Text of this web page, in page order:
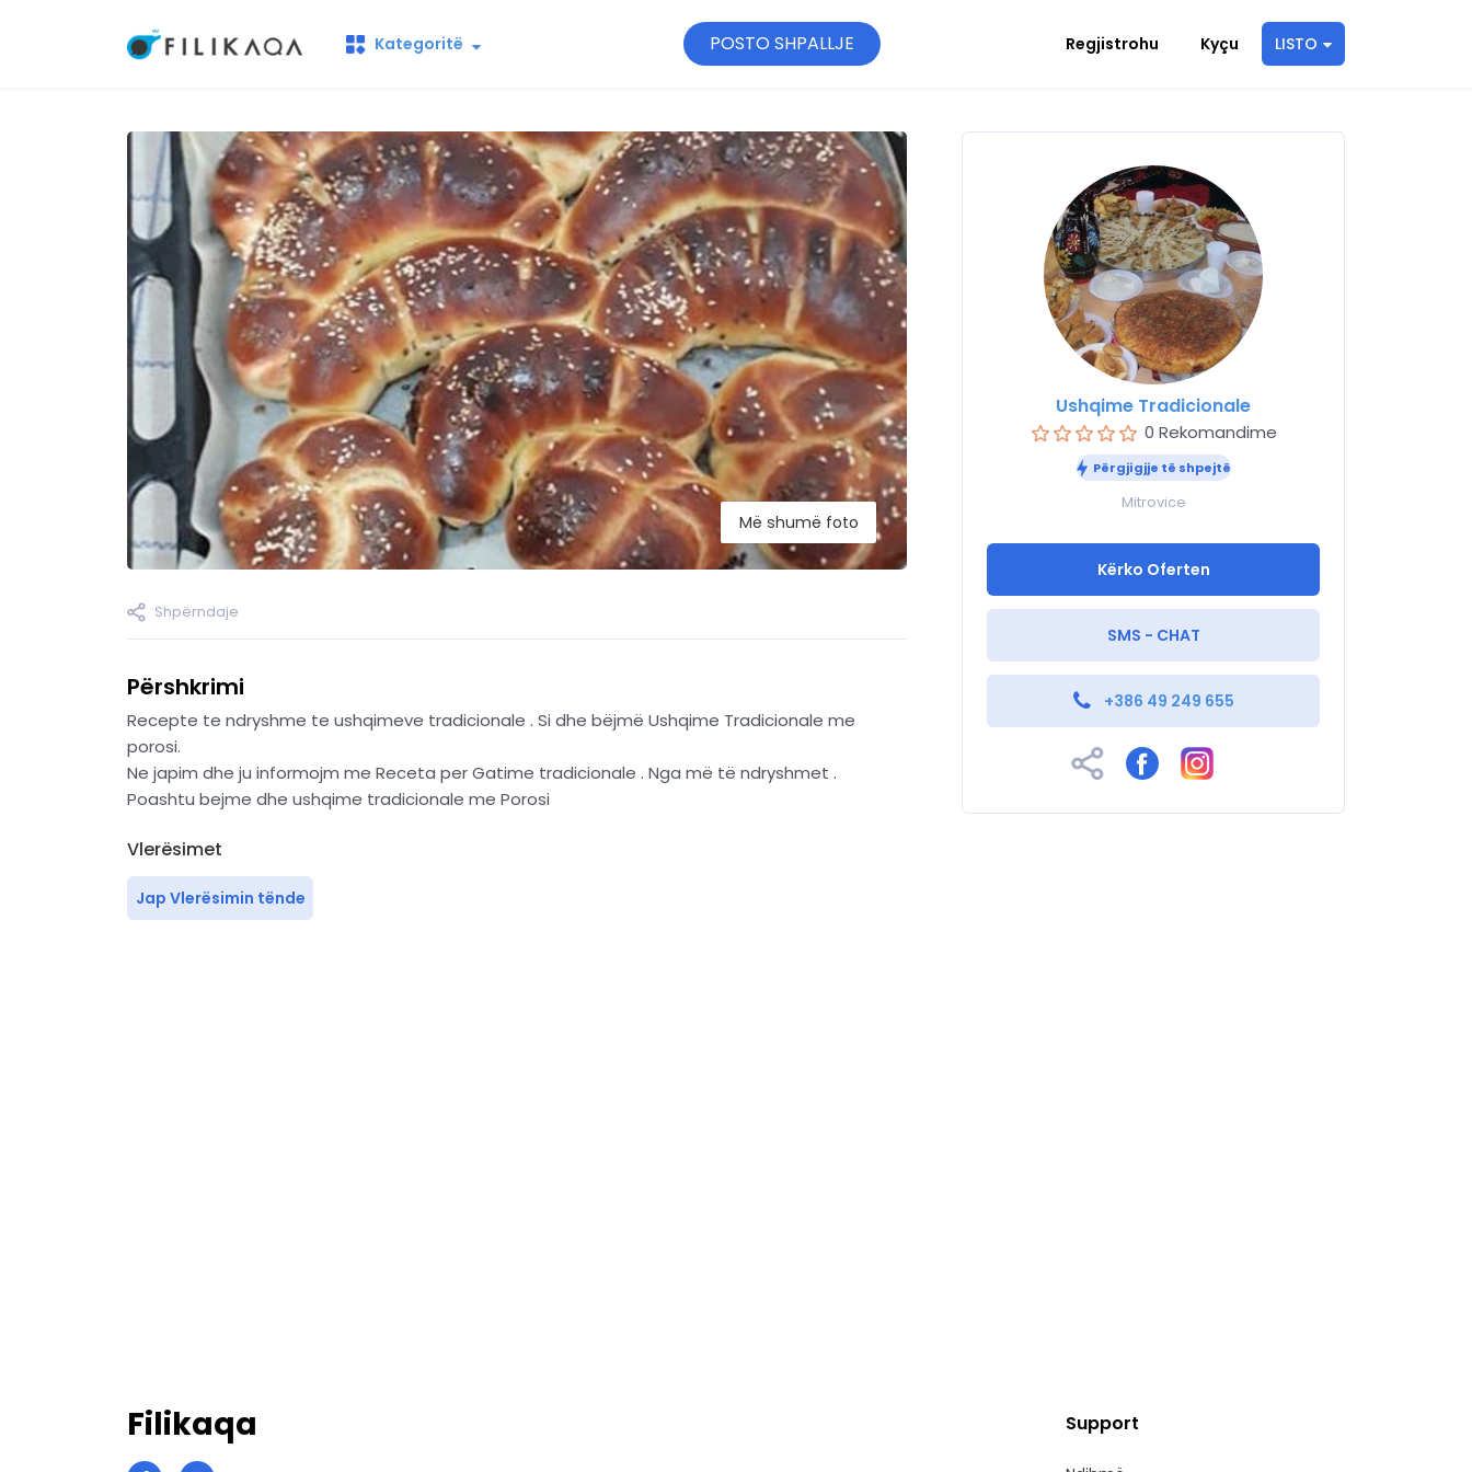
Kategoritë POSTO SHPALLJE Regjistrohu Kyçu LISTO
Më shumë foto
Shpërndaje
Përshkrimi
Recepte te ndryshme te ushqimeve tradicionale . Si dhe bëjmë Ushqime Tradicionale me
porosi.
Ne japim dhe ju informojm me Receta per Gatime tradicionale . Nga më të ndryshmet .
Poashtu bejme dhe ushqime tradicionale me Porosi
Vlerësimet
Jap Vlerësimin tënde
Ushqime Tradicionale
0 Rekomandime
Përgjigjje të shpejtë
Mitrovice
Kërko Oferten
SMS - CHAT
+386 49 249 655
Filikaqa Support